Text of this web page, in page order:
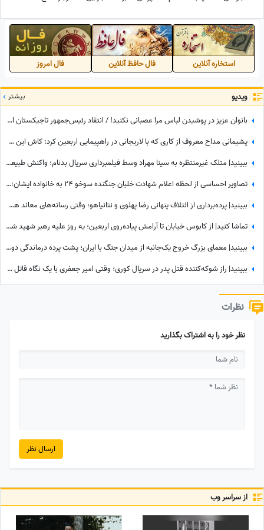
استخاره آنلاین فال حافظ آنلاین فال امروز
ویدیو بیشتر
بانوان عزیز در پوشیدن لباس مرا عصبانی نکنید! / انتقاد رئیس‌جمهور تاجیکستان از لباس زنان در این کشور: ناخن‌های رنگ‌شده و لباس‌های تا زیر زانو یا لخت چه معنایی دارد؟
پشیمانی مداح معروف از کاری که با لاریجانی در راهپیمایی اربعین کرد: کاش این کار را نمی‌کردم
ببینید| متلک غیرمنتظره به سینا مهراد وسط فیلمبرداری سریال بدنام؛ واکنش طبیعی او همه را غافلگیر کرد
تصاویر احساسی از لحظه اعلام شهادت خلبان جنگنده سوخو 24 به خانواده ایشان؛ لحظاتی تلخ از گریه و اشک...
ببینید| پرده‌برداری از ائتلاف پنهانی رضا پهلوی و نتانیاهو؛ وقتی رسانه‌های معاند هم به بی‌عرضگی اپوزیسیون اعتراف می‌کنند!
تماشا کنید| از کابوس خیابان تا آرامش پیاده‌روی اربعین؛ یه روز علیه رهبر شهید شعار میدادم امروز شدم نایب الزیاره خود آقا...
ببینید| معمای بزرگ خروج یک‌جانبه از میدان جنگ با ایران؛ پشت پرده درماندگی دولتمردان آمریکایی!
ببینید| راز شوکه‌کننده قتل پدر در سریال کوری؛ وقتی امیر جعفری با یک نگاه قاتل را گیر انداخت!
نظرات
نظر خود را به اشتراک بگذارید
ارسال نظر
از سراسر وب